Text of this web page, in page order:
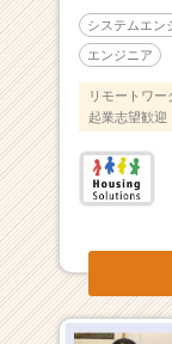
システムエン
エンジニア
リモートワー
起業志望歓迎